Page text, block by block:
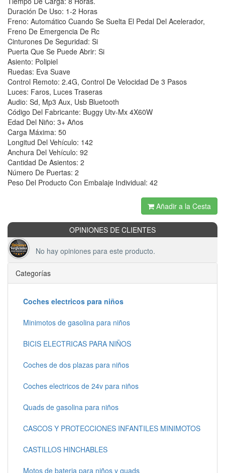
Duración De Uso: 1-2 Horas
Freno: Automático Cuando Se Suelta El Pedal Del Acelerador,
Freno De Emergencia De Rc
Cinturones De Seguridad: Si
Puerta Que Se Puede Abrir: Si
Asiento: Polipiel
Ruedas: Eva Suave
Control Remoto: 2.4G, Control De Velocidad De 3 Pasos
Luces: Faros, Luces Traseras
Audio: Sd, Mp3 Aux, Usb Bluetooth
Código Del Fabricante: Buggy Utv-Mx 4X60W
Edad Del Niño: 3+ Años
Carga Máxima: 50
Longitud Del Vehículo: 142
Anchura Del Vehículo: 92
Cantidad De Asientos: 2
Número De Puertas: 2
Peso Del Producto Con Embalaje Individual: 42
Añadir a la Cesta
OPINIONES DE CLIENTES
No hay opiniones para este producto.
Categorías
Coches electricos para niños
Minimotos de gasolina para niños
BICIS ELECTRICAS PARA NIÑOS
Coches de dos plazas para niños
Coches electricos de 24v para niños
Quads de gasolina para niños
CASCOS Y PROTECCIONES INFANTILES MINIMOTOS
CASTILLOS HINCHABLES
Motos de bateria para niños y quads